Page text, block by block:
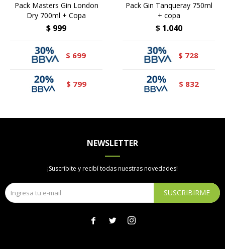
Pack Masters Gin London
Dry 700ml + Copa
$ 999
$ 699
$ 799
Pack Gin Tanqueray 750ml
+ copa
$ 1.040
$ 728
$ 832
NEWSLETTER
¡Suscribite y recibí todas nuestras novedades!
SUSCRIBIRME
  